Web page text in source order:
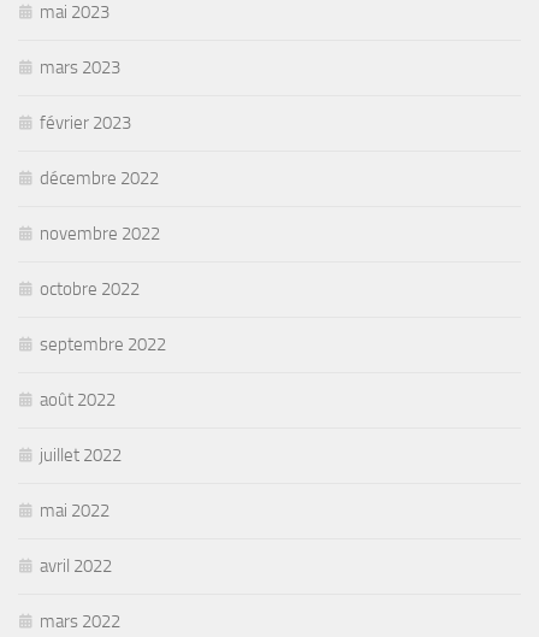
mai 2023
mars 2023
février 2023
décembre 2022
novembre 2022
octobre 2022
septembre 2022
août 2022
juillet 2022
mai 2022
avril 2022
mars 2022